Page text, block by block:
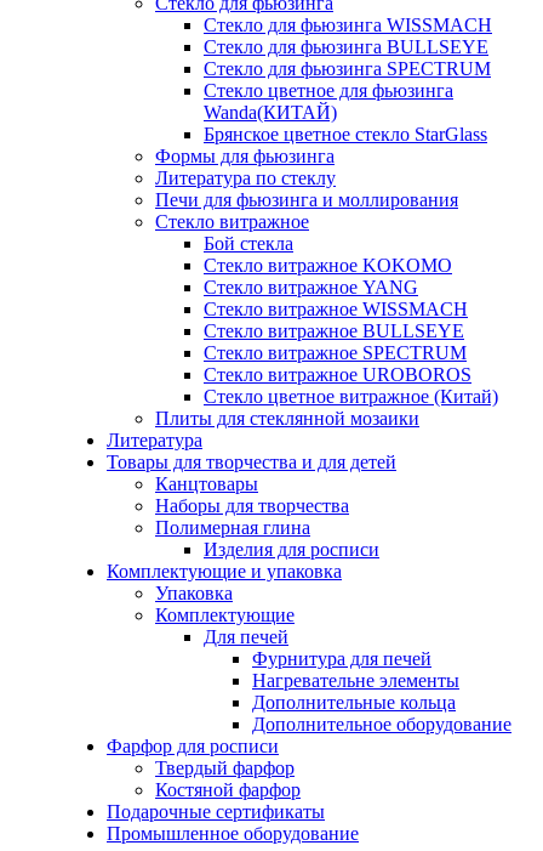
Стекло для фьюзинга WISSMACH
Стекло для фьюзинга BULLSEYE
Стекло для фьюзинга SPECTRUM
Стекло цветное для фьюзинга
Wanda(КИТАЙ)
Брянское цветное стекло StarGlass
Формы для фьюзинга
Литература по стеклу
Печи для фьюзинга и моллирования
Стекло витражное
Бой стекла
Стекло витражное KOKOMO
Стекло витражное YANG
Стекло витражное WISSMACH
Стекло витражное BULLSEYE
Стекло витражное SPECTRUM
Стекло витражное UROBOROS
Стекло цветное витражное (Китай)
Плиты для стеклянной мозаики
Литература
Товары для творчества и для детей
Канцтовары
Наборы для творчества
Полимерная глина
Изделия для росписи
Комплектующие и упаковка
Упаковка
Комплектующие
Для печей
Фурнитура для печей
Нагревательне элементы
Дополнительные кольца
Дополнительное оборудование
Фарфор для росписи
Твердый фарфор
Костяной фарфор
Подарочные сертификаты
Промышленное оборудование